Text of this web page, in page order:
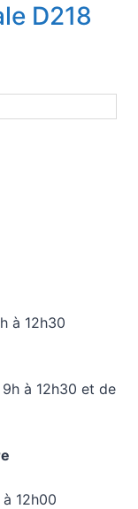
D218
à 12h30
à 12h30 et de
12h00